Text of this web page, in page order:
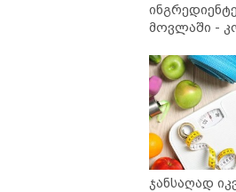
მოვლაში -
ჯანსაღად